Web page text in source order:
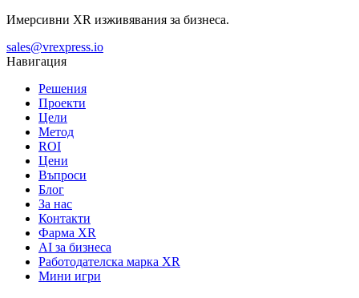
Имерсивни XR изживявания за бизнеса.
sales@vrexpress.io
Навигация
Решения
Проекти
Цели
Метод
ROI
Цени
Въпроси
Блог
За нас
Контакти
Фарма XR
AI за бизнеса
Работодателска марка XR
Мини игри